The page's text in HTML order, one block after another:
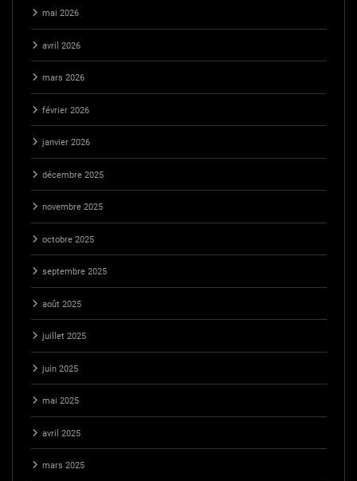
mai 2026
avril 2026
mars 2026
février 2026
janvier 2026
décembre 2025
novembre 2025
octobre 2025
septembre 2025
août 2025
juillet 2025
juin 2025
mai 2025
avril 2025
mars 2025